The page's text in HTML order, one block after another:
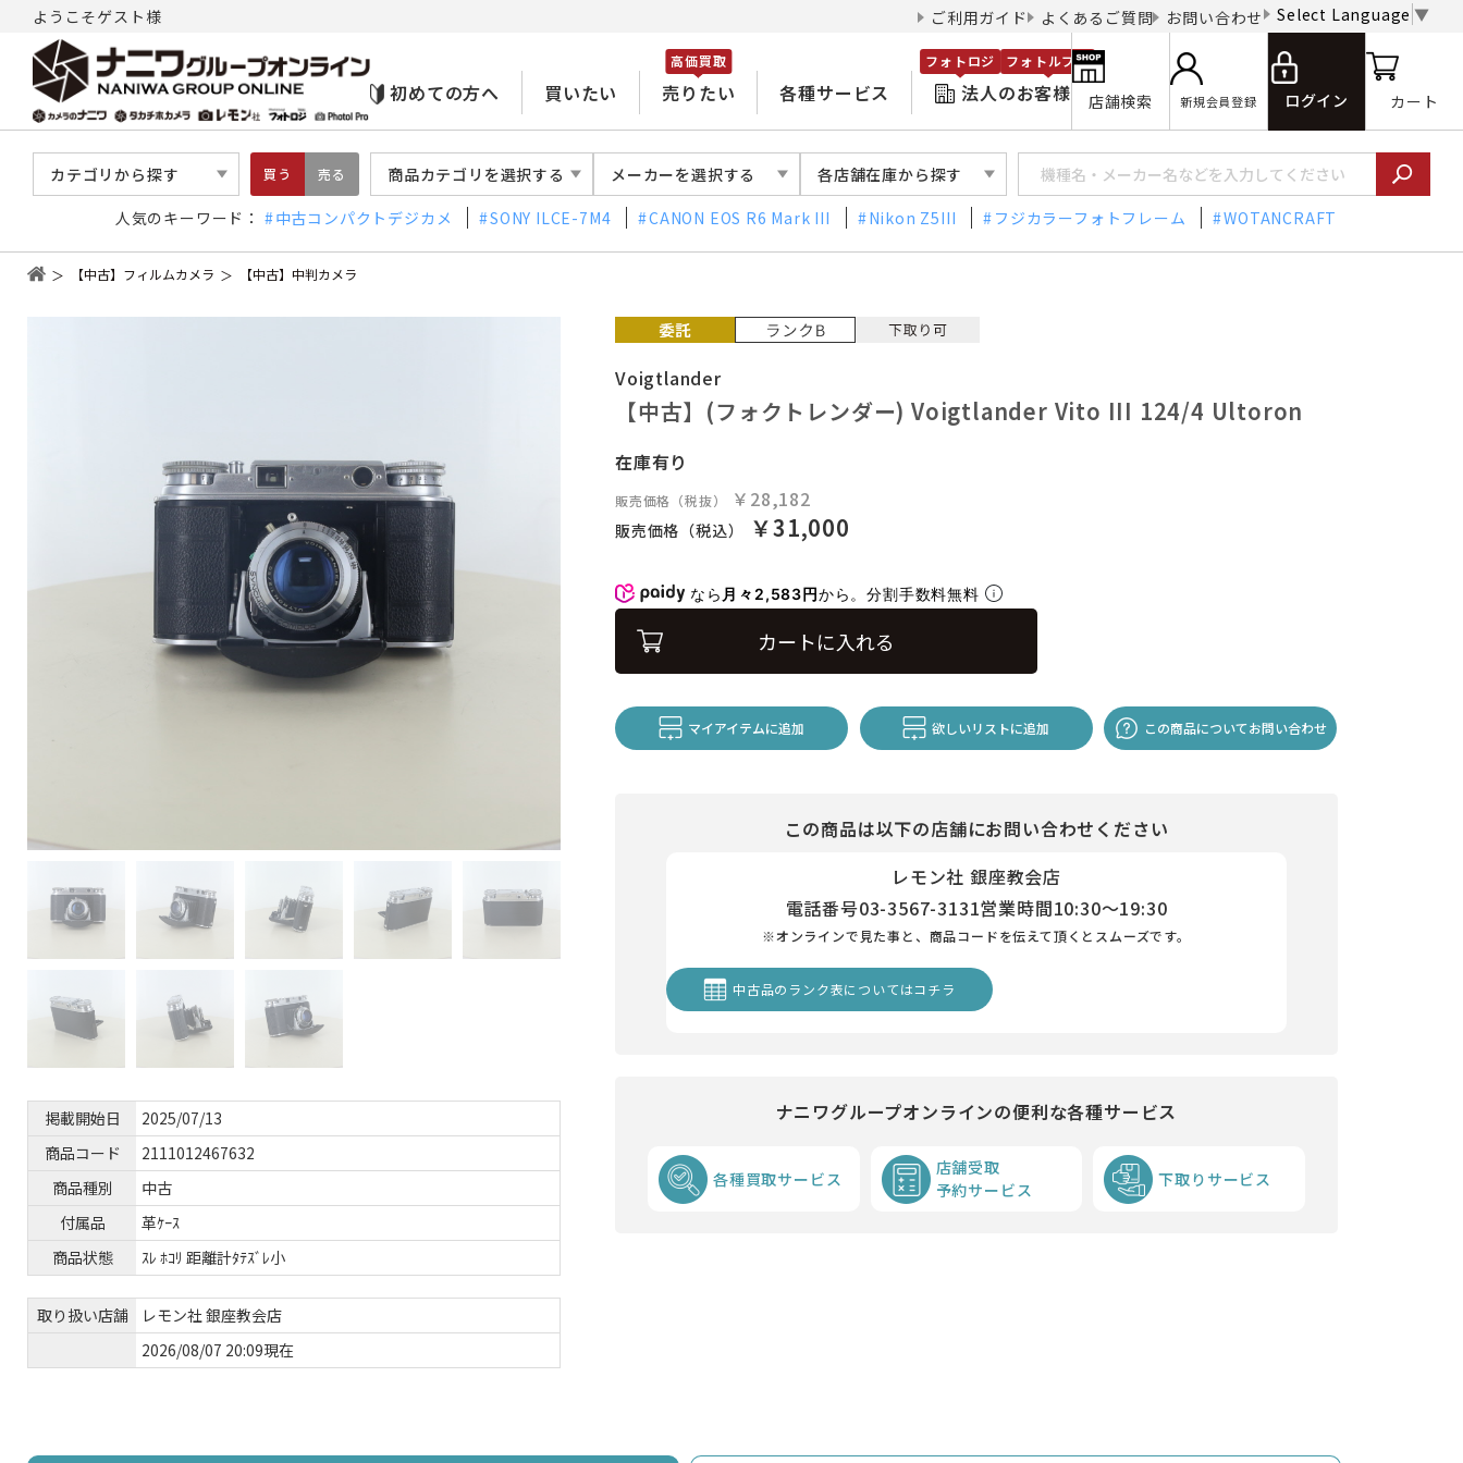
ようこそゲスト様 ご利用ガイド よくあるご質問 お問い合わせ Select Language ▼
初めての方へ 買いたい 売りたい
高価買取
各種サービス 法人のお客様
フォトロジ フォトルプロ
店舗検索 新規会員登録 ログイン カート
カテゴリから探す 買う 売る 商品カテゴリを選択する メーカーを選択する 各店舗在庫から探す
人気のキーワード： 中古コンパクトデジカメ SONY ILCE-7M4 CANON EOS R6 Mark III Nikon Z5III フジカラーフォトフレーム WOTANCRAFT
【中古】フィルムカメラ 【中古】中判カメラ
掲載開始日
2025/07/13
商品コード
2111012467632
商品種別
中古
付属品
革ｹｰｽ
商品状態
ｽﾚ ﾎｺﾘ 距離計ﾀﾃｽﾞﾚ小
取り扱い店舗
レモン社 銀座教会店
2026/08/07 20:09現在
Voigtlander
【中古】(フォクトレンダー) Voigtlander Vito III 124/4 Ultoron
在庫有り
販売価格（税抜） ￥28,182
販売価格（税込） ￥31,000
なら 月々2,583円から。分割手数料無料
カートに入れる
マイアイテムに追加 欲しいリストに追加 この商品についてお問い合わせ
この商品は以下の店舗にお問い合わせください
レモン社 銀座教会店
電話番号03-3567-3131営業時間10:30～19:30
※オンラインで見た事と、商品コードを伝えて頂くとスムーズです。
中古品のランク表についてはコチラ
ナニワグループオンラインの便利な各種サービス
各種買取サービス
店舗受取
予約サービス
下取りサービス